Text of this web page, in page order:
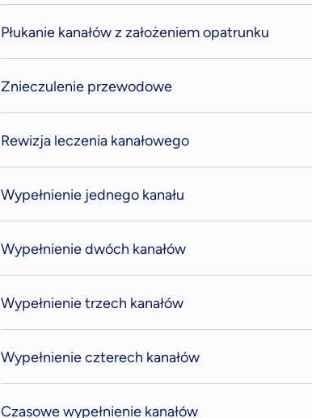
Płukanie kanałów z założeniem opatrunku
Znieczulenie przewodowe
Rewizja leczenia kanałowego
Wypełnienie jednego kanału
Wypełnienie dwóch kanałów
Wypełnienie trzech kanałów
Wypełnienie czterech kanałów
Czasowe wypełnienie kanałów